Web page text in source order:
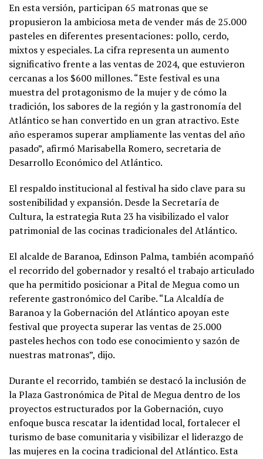
En esta versión, participan 65 matronas que se
propusieron la ambiciosa meta de vender más de 25.000
pasteles en diferentes presentaciones: pollo, cerdo,
mixtos y especiales. La cifra representa un aumento
significativo frente a las ventas de 2024, que estuvieron
cercanas a los $600 millones. “Este festival es una
muestra del protagonismo de la mujer y de cómo la
tradición, los sabores de la región y la gastronomía del
Atlántico se han convertido en un gran atractivo. Este
año esperamos superar ampliamente las ventas del año
pasado”, afirmó Marisabella Romero, secretaria de
Desarrollo Económico del Atlántico.
El respaldo institucional al festival ha sido clave para su
sostenibilidad y expansión. Desde la Secretaría de
Cultura, la estrategia Ruta 23 ha visibilizado el valor
patrimonial de las cocinas tradicionales del Atlántico.
El alcalde de Baranoa, Edinson Palma, también acompañó
el recorrido del gobernador y resaltó el trabajo articulado
que ha permitido posicionar a Pital de Megua como un
referente gastronómico del Caribe. “La Alcaldía de
Baranoa y la Gobernación del Atlántico apoyan este
festival que proyecta superar las ventas de 25.000
pasteles hechos con todo ese conocimiento y sazón de
nuestras matronas”, dijo.
Durante el recorrido, también se destacó la inclusión de
la Plaza Gastronómica de Pital de Megua dentro de los
proyectos estructurados por la Gobernación, cuyo
enfoque busca rescatar la identidad local, fortalecer el
turismo de base comunitaria y visibilizar el liderazgo de
las mujeres en la cocina tradicional del Atlántico. Esta